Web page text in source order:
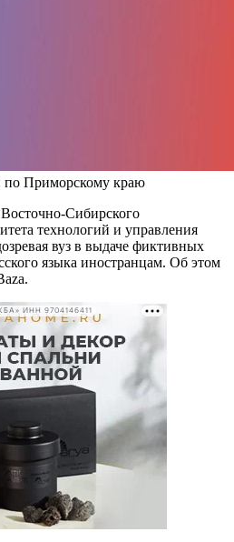
Приморскому краю
Сибирского
технологий и управления
вуз в выдаче фиктивных
языка иностранцам. Об этом
ИНН 9704146411